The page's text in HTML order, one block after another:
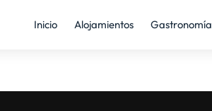
Inicio Alojamientos Gastronomía